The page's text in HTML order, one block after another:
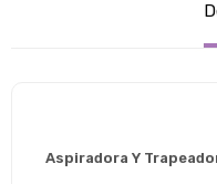
Aspiradora Y